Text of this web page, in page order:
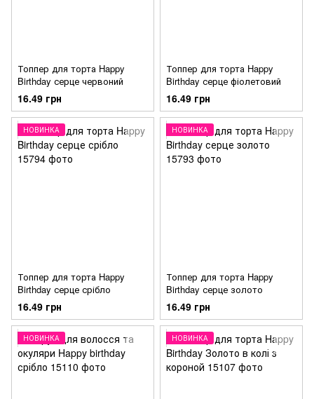
Топпер для торта Happy
Birthday серце червоний
16.49 грн
Топпер для торта Happy
Birthday серце фіолетовий
16.49 грн
НОВИНКА
Топпер для торта Happy
Birthday серце срібло
16.49 грн
НОВИНКА
Топпер для торта Happy
Birthday серце золото
16.49 грн
НОВИНКА НОВИНКА